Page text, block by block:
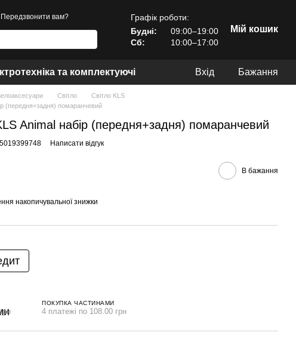
Передзвонити вам?
Графік роботи:
Будні:
09:00–19:00
Сб:
10:00–17:00
Мій кошик
та комплектуючі Вхід Бажання
Світло
Світло KLS
(передня+задня) помаранчевий
Animal набір (передня+задня) помаранчевий
Написати відгук
В бажання
накопичувальної знижки
ПОКУПКА ЧАСТИНАМИ
4 платежі по 108.00 грн